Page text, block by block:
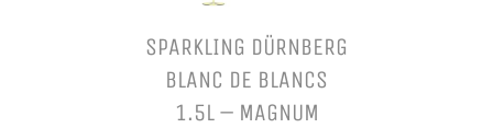
SPARKLING DÜRNBERG
BLANC DE BLANCS
1.5L – MAGNUM